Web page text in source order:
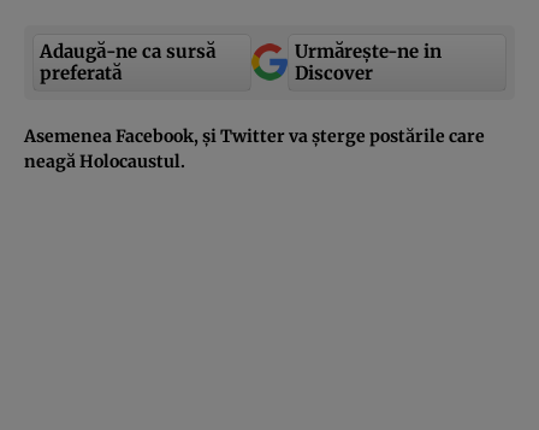
Adaugă-ne ca sursă
preferată
Urmărește-ne in
Discover
Asemenea Facebook, și Twitter va șterge postările care
neagă Holocaustul.